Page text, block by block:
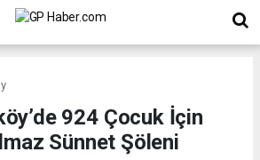
924 Çocuk İçin
Sünnet Şöleni